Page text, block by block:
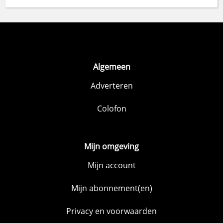
Algemeen
Adverteren
Colofon
Mijn omgeving
Mijn account
Mijn abonnement(en)
Privacy en voorwaarden